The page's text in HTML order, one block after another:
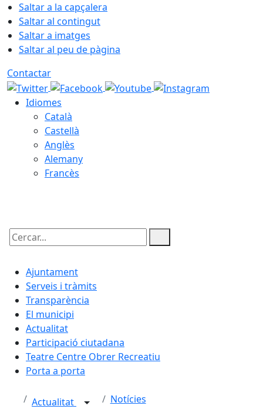
Saltar a la capçalera
Saltar al contingut
Saltar a imatges
Saltar al peu de pàgina
Contactar
Idiomes
Català
Castellà
Anglès
Alemany
Francès
Cercar:
Ajuntament
Serveis i tràmits
Transparència
El municipi
Actualitat
Participació ciutadana
Teatre Centre Obrer Recreatiu
Porta a porta
Actualitat Notícies